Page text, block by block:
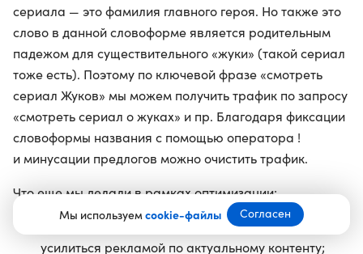
Мы используемcookie-файлы Согласен
сериала — это фамилия главного героя. Но также это
слово в данной словоформе является родительным
падежом для существительного «жуки» (такой сериал
тоже есть). Поэтому по ключевой фразе «смотреть
сериал Жуков» мы можем получить трафик по запросу
«смотреть сериал о жуках» и пр. Благодаря фиксации
словоформы названия с помощью оператора !
и минусации предлогов можно очистить трафик.
Что еще мы делали в рамках оптимизации:
анализировали органический трафик, чтобы
усилиться рекламой по актуальному контенту;